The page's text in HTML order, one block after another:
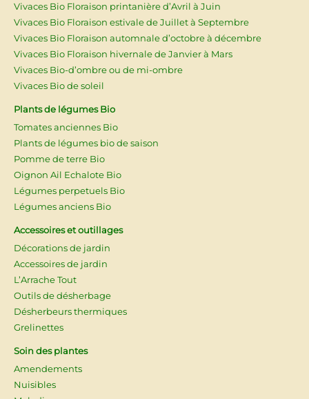
Vivaces Bio Floraison printanière d’Avril à Juin
Vivaces Bio Floraison estivale de Juillet à Septembre
Vivaces Bio Floraison automnale d’octobre à décembre
Vivaces Bio Floraison hivernale de Janvier à Mars
Vivaces Bio-d’ombre ou de mi-ombre
Vivaces Bio de soleil
Plants de légumes Bio
Tomates anciennes Bio
Plants de légumes bio de saison
Pomme de terre Bio
Oignon Ail Echalote Bio
Légumes perpetuels Bio
Légumes anciens Bio
Accessoires et outillages
Décorations de jardin
Accessoires de jardin
L’Arrache Tout
Outils de désherbage
Désherbeurs thermiques
Grelinettes
Soin des plantes
Amendements
Nuisibles